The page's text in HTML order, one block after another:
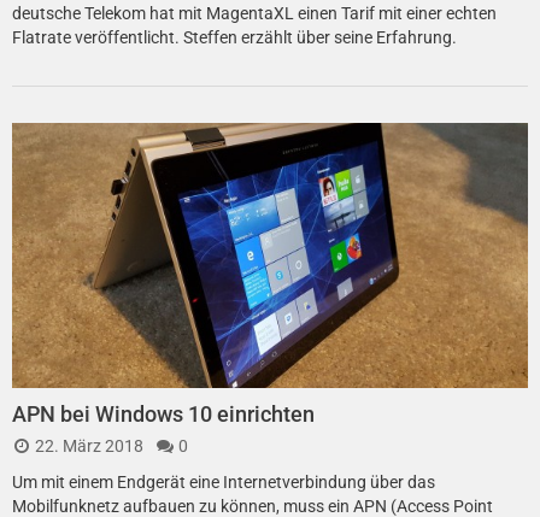
deutsche Telekom hat mit MagentaXL einen Tarif mit einer echten
Flatrate veröffentlicht. Steffen erzählt über seine Erfahrung.
APN bei Windows 10 einrichten
22. März 2018
0
Um mit einem Endgerät eine Internetverbindung über das
Mobilfunknetz aufbauen zu können, muss ein APN (Access Point